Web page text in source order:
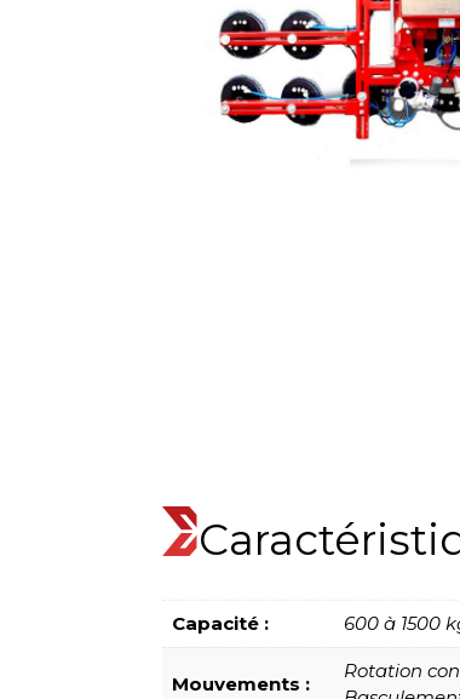
Capacité : 600 à 1500
Mouvements :
Rotation